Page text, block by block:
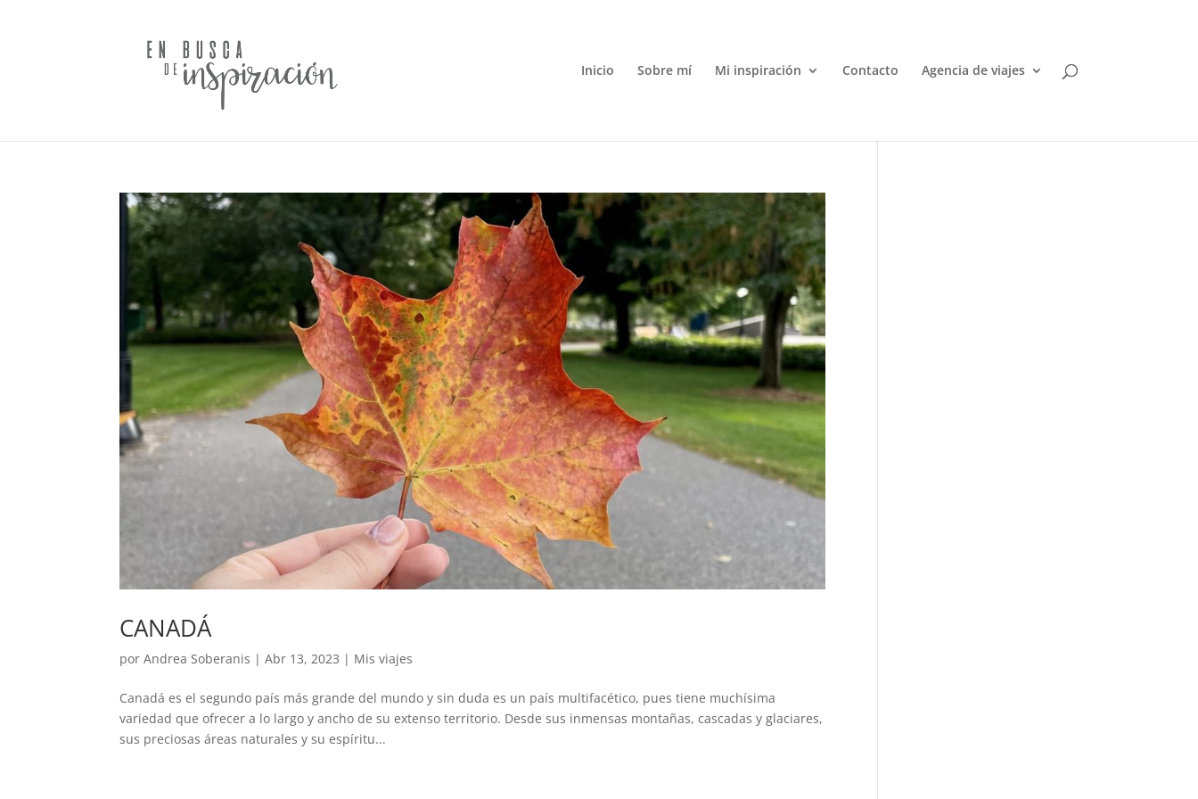
Inicio Sobre mí Mi inspiración Contacto Agencia de viajes
CANADÁ
porAndrea Soberanis |Abr 13, 2023 | Mis viajes
Canadá es el segundo país más grande del mundo y sin duda es un país multifacético, pues tiene muchísima
variedad que ofrecer a lo largo y ancho de su extenso territorio. Desde sus inmensas montañas, cascadas y glaciares,
sus preciosas áreas naturales y su espíritu...